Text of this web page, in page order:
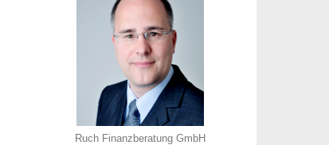
Ruch Finanzberatung GmbH